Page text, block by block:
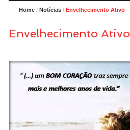
Home/ Notícias/ Envelhecimento Ativo
Envelhecimento Ativo